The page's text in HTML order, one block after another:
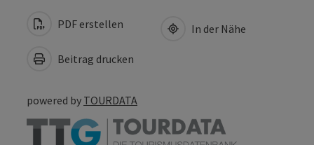
PDF erstellen
Beitrag drucken
In der Nähe
powered by TOURDATA